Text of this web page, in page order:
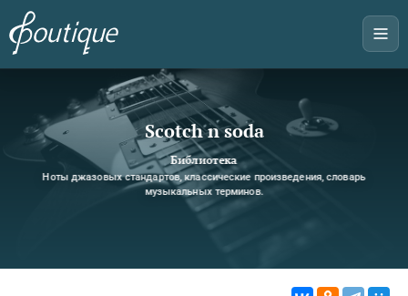
Scotch n soda
Библиотека
Ноты джазовых стандартов, классические произведения, словарь
музыкальных терминов.